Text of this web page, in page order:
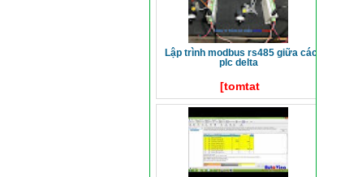
lập trình modbus rs485 giữa các
plc delta
[tomtat